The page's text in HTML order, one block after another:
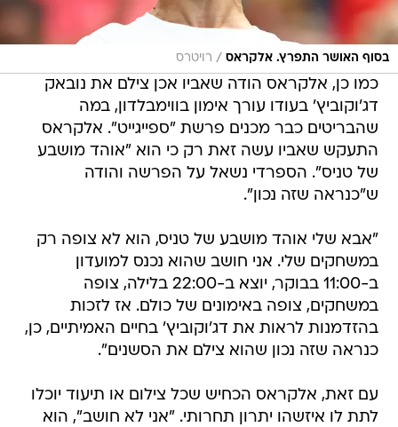
בסוף האושר התפרץ. אלקראס / רויטרס
כמו כן, אלקראס הודה שאביו אכן צילם את נובאק
דג'וקוביץ' בעודו עורך אימון בווימבלדון, במה
שהבריטים כבר מכנים פרשת "ספייגייט". אלקראס
התעקש שאביו עשה זאת רק כי הוא "אוהד מושבע
של טניס". הספרדי נשאל על הפרשה והודה
ש"כנראה שזה נכון".
"אבא שלי אוהד מושבע של טניס, הוא לא צופה רק
במשחקים שלי. אני חושב שהוא נכנס למועדון
ב-11:00 בבוקר, יוצא ב-22:00 בלילה, צופה
במשחקים, צופה באימונים של כולם. אז לזכות
בהזדמנות לראות את דג'וקוביץ' בחיים האמיתיים, כן,
כנראה שזה נכון שהוא צילם את הסשנים".
עם זאת, אלקראס הכחיש שכל צילום או תיעוד יוכלו
לתת לו איזשהו יתרון תחרותי. "אני לא חושב", הוא